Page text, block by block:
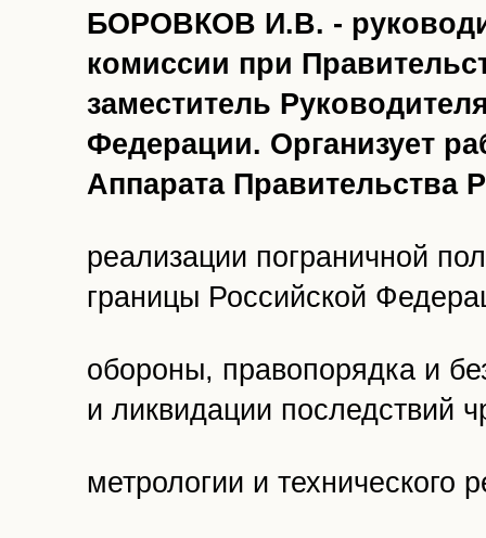
БОРОВКОВ И.В. -
комиссии при
заместитель
Федерации. Организует
Аппарата Правительства
реализации пограничной
границы Российской
обороны, правопорядка и
и ликвидации последствий
метрологии и технического